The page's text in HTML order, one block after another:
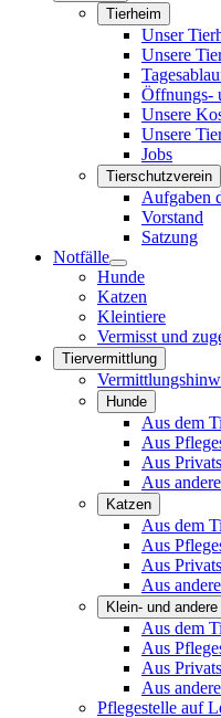
Tierheim
Unser
Unsere
Öffnungs-
Unsere
Unsere
Jobs
Tierschutzverein
Aufgaben
Vorstand
Satzung
Notfälle
Hunde
Katzen
Kleintiere
Vermisst und
Tiervermittlung
Hunde
Aus dem
Aus
Aus
Aus
Katzen
Aus dem
Aus
Aus
Aus
Klein- und
Aus dem
Aus
Aus
Aus
Pflegestelle auf